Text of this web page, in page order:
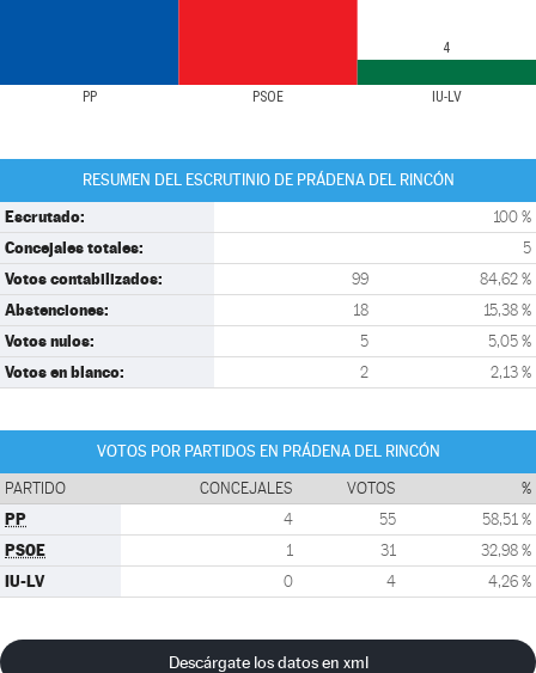
PP PSOE IU-LV
4
RESUMEN DEL ESCRUTINIO DE PRÁDENA DEL RINCÓN
Escrutado: 100 %
Concejales totales: 5
Votos contabilizados: 99 84,62 %
Abstenciones: 18 15,38 %
Votos nulos: 5 5,05 %
Votos en blanco: 2 2,13 %
VOTOS POR PARTIDOS EN PRÁDENA DEL RINCÓN
PARTIDO CONCEJALES VOTOS %
PP 4 55 58,51 %
PSOE 1 31 32,98 %
IU-LV 0 4 4,26 %
Descárgate los datos en xml